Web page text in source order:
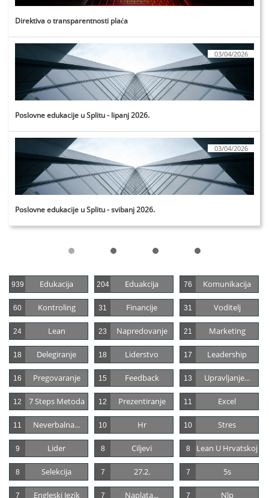
Direktiva o transparentnosti plaća
Poslovne edukacije u Splitu - lipanj 2026.
03/04/2026
Poslovne edukacije u Splitu - svibanj 2026.
03/04/2026
Edukacija
939 Eduakcija
204 Komunikacija
76
Kontroling
60 Financije
31 Voditelj
31
Lean
24 Napredovanje
23 Marketing
21
Delegiranje
18 Liderstvo
18 Leadership
17
Pregovaranje
16 Feedback
15 Upravljanje...
13
7 Steps Metoda
12 Prezentiranje
12 Excel
11
Neverbalna...
11 Hr
10 Stres
10
Lider
9 Ciljevi
8 Lean U Hrvatskoj
8
Selekcija
8 27.2.
7 5s
7
Engleski Jezik
7 Naplata...
7 Nlp
7